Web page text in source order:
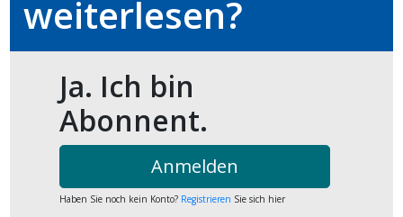
weiterlesen?
Ja. Ich bin
Abonnent.
Anmelden
Haben Sie noch kein Konto? Registrieren Sie sich hier